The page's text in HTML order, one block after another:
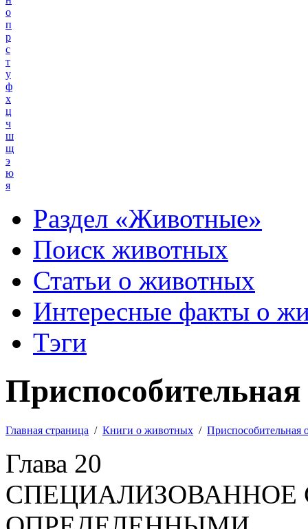
о
п
р
с
т
у
ф
х
ц
ч
ш
щ
э
ю
я
Раздел «Животные»
Поиск животных
Статьи о животных
Интересные факты о
Тэги
Главная страница / Книги о животных / Приспособительная
Глава 20
СПЕЦИАЛИЗОВАННОЕ